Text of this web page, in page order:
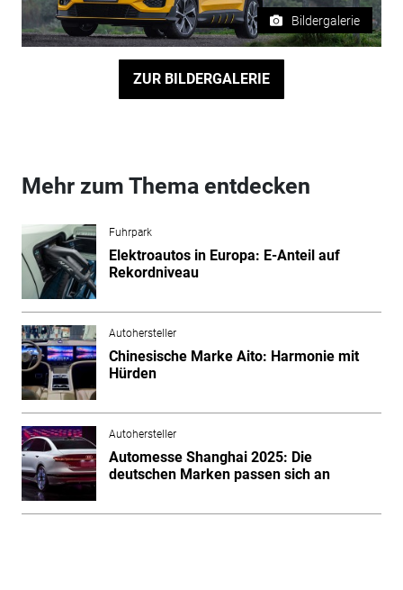
Bildergalerie
ZUR BILDERGALERIE
Mehr zum Thema entdecken
Fuhrpark
Elektroautos in Europa: E-Anteil auf
Rekordniveau
Autohersteller
Chinesische Marke Aito: Harmonie mit
Hürden
Autohersteller
Automesse Shanghai 2025: Die
deutschen Marken passen sich an